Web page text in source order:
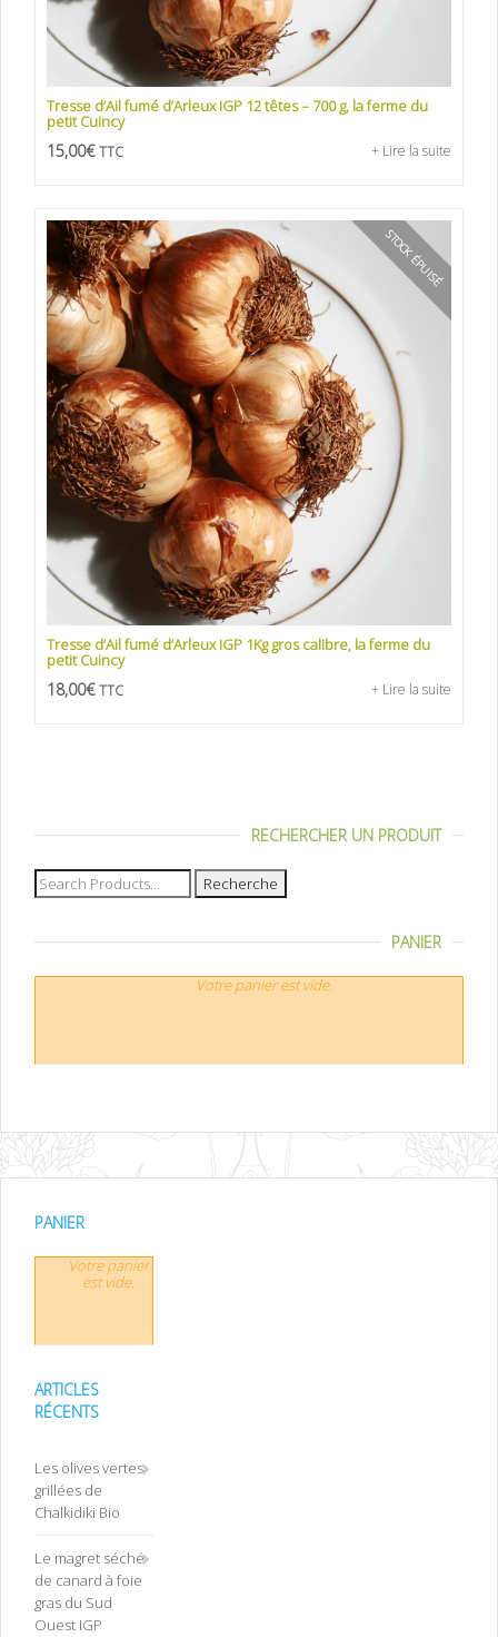
Tresse d’Ail fumé d’Arleux IGP 12 têtes – 700 g, la ferme du
petit Cuincy
15,00€ TTC + Lire la suite
STOCK ÉPUISÉ
Tresse d’Ail fumé d’Arleux IGP 1Kg gros calibre, la ferme du
petit Cuincy
18,00€ TTC + Lire la suite
RECHERCHER UN PRODUIT
Recherche
pour :
PANIER
Votre panier est vide.
PANIER
Votre panier
est vide.
ARTICLES
RÉCENTS
Les olives vertes
grillées de
Chalkidiki Bio
Le magret séché
de canard à foie
gras du Sud
Ouest IGP